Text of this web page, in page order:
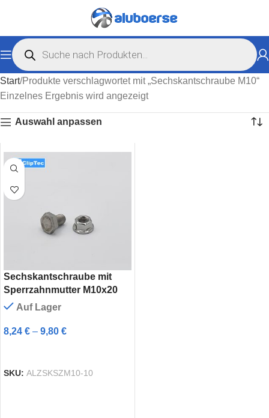
Start Produkte verschlagwortet mit „Sechskantschraube M10“
Einzelnes Ergebnis wird angezeigt
Auswahl anpassen
Sechskantschraube mit
Sperrzahnmutter M10x20
Auf Lager
8,24 € – 9,80 €
SKU: ALZSKSZM10-10